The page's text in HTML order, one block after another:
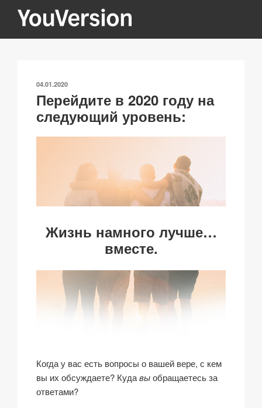
YOUVERSION
Seeking God every day.
ОПУБЛИКОВАНО
04.01.2020
Перейдите в 2020 году на
следующий уровень:
Жизнь намного лучше…
вместе.
Когда у вас есть вопросы о вашей вере, с кем
вы их обсуждаете? Кудавыобращаетесь за
ответами?